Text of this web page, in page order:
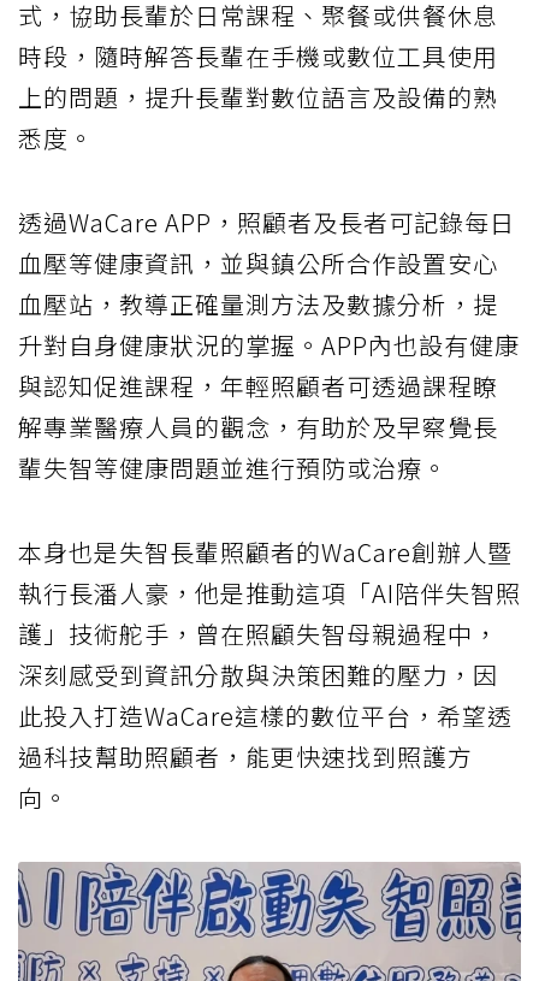
式，協助長輩於日常課程、聚餐或供餐休息
時段，隨時解答長輩在手機或數位工具使用
上的問題，提升長輩對數位語言及設備的熟
悉度。
透過WaCare APP，照顧者及長者可記錄每日
血壓等健康資訊，並與鎮公所合作設置安心
血壓站，教導正確量測方法及數據分析，提
升對自身健康狀況的掌握。APP內也設有健康
與認知促進課程，年輕照顧者可透過課程瞭
解專業醫療人員的觀念，有助於及早察覺長
輩失智等健康問題並進行預防或治療。
本身也是失智長輩照顧者的WaCare創辦人暨
執行長潘人豪，他是推動這項「AI陪伴失智照
護」技術舵手，曾在照顧失智母親過程中，
深刻感受到資訊分散與決策困難的壓力，因
此投入打造WaCare這樣的數位平台，希望透
過科技幫助照顧者，能更快速找到照護方
向。